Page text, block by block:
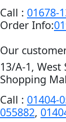
Call : 01678-
Order Info:
Our
13/A-1,
Shopping
Call : 01404-
055882,